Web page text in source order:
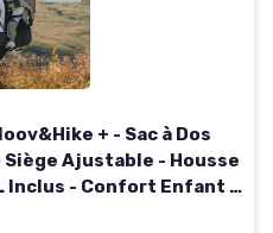
+ - Sac à Dos
Ajustable - Housse
Inclus - Confort Enfant &
+ Housse pluie